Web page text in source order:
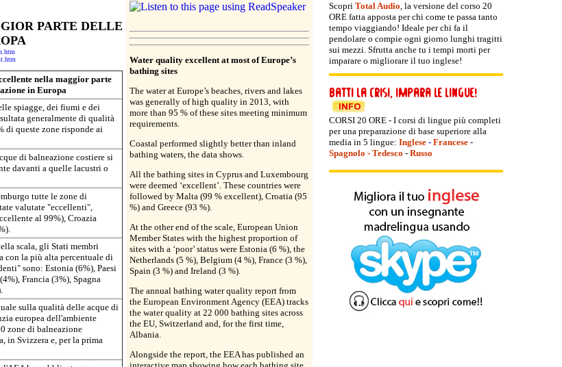
PARTE DELLE
nella maggior parte
in Europa
spiagge, dei fiumi e dei
generalmente di qualità
di queste zone risponde ai
di balneazione costiere si
davanti a quelle lacustri o
tutte le zone di
valutate "eccellenti",
al 99%), Croazia
scala, gli Stati membri
con la più alta percentuale di
sono: Estonia (6%), Paesi
Francia (3%), Spagna
sulla qualità delle acque di
europea dell'ambiente
zone di balneazione
in Svizzera e, per la prima
Water quality excellent at most of Europe’s
bathing sites
The water at Europe’s beaches, rivers and lakes
was generally of high quality in 2013, with
more than 95 % of these sites meeting minimum
requirements.
Coastal performed slightly better than inland
bathing waters, the data shows.
All the bathing sites in Cyprus and Luxembourg
were deemed ‘excellent’. These countries were
followed by Malta (99 % excellent), Croatia (95
%) and Greece (93 %).
At the other end of the scale, European Union
Member States with the highest proportion of
sites with a ‘poor’ status were Estonia (6 %), the
Netherlands (5 %), Belgium (4 %), France (3 %),
Spain (3 %) and Ireland (3 %).
The annual bathing water quality report from
the European Environment Agency (EEA) tracks
the water quality at 22 000 bathing sites across
the EU, Switzerland and, for the first time,
Albania.
Alongside the report, the EEA has published an
Scopri Total Audio, la versione del corso 20
ORE fatta apposta per chi come te passa tanto
tempo viaggiando! Ideale per chi fa il
pendolare o compie ogni giorno lunghi tragitti
sui mezzi. Sfrutta anche tu i tempi morti per
imparare o migliorare il tuo inglese!
CORSI 20 ORE - I corsi di lingue più completi
per una preparazione di base superiore alla
media in 5 lingue: Inglese- Francese-
Spagnolo - Tedesco - Russo